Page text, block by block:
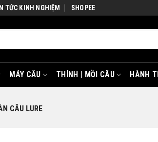
TỨC KINH NGHIỆM SHOPEE
MÁY CÂU THÍNH | MỒI CÂU HÀNH
CÂU LURE